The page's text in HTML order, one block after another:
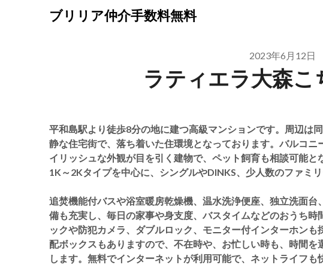
ブリリア仲介手数料無料
2023年6月12日
ラティエラ大森こ
平和島駅より徒歩8分の地に建つ高級マンションです。周辺は
静な住宅街で、落ち着いた住環境となっております。バルコ
イリッシュな外観が目を引く建物で、ペット飼育も相談可能と
1K～2Kタイプを中心に、シングルやDINKS、少人数のファミ
追焚機能付バスや浴室暖房乾燥機、温水洗浄便座、独立洗面
備も充実し、毎日の家事や身支度、バスタイムなどのおうち
ックや防犯カメラ、ダブルロック、モニター付インターホン
配ボックスもありますので、不在時や、お忙しい時も、時間
します。無料でインターネットが利用可能で、ネットライフも